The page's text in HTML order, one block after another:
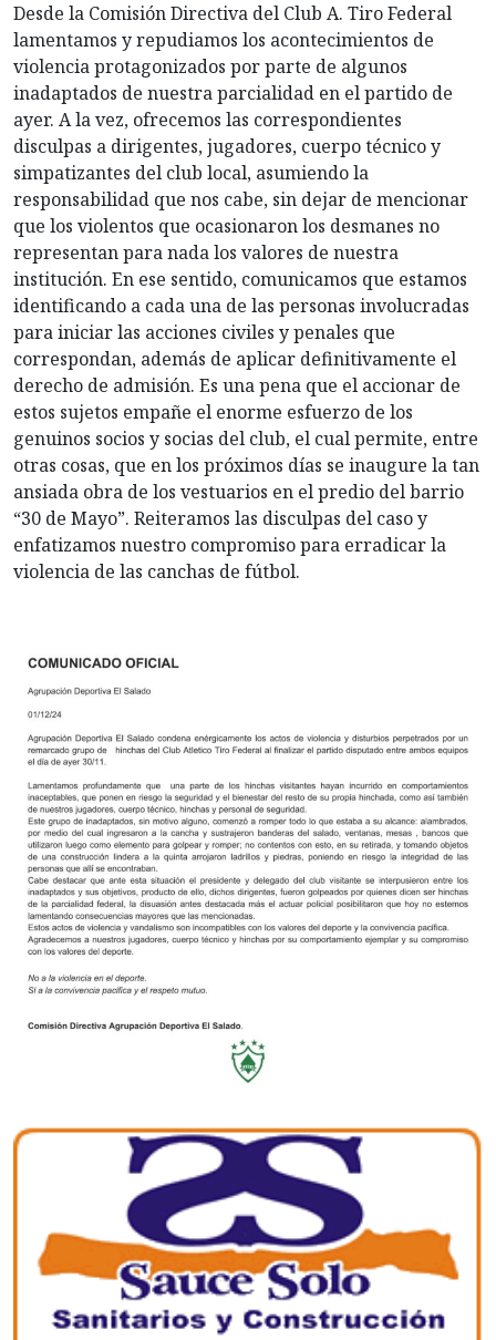
Desde la Comisión Directiva del Club A. Tiro Federal
lamentamos y repudiamos los acontecimientos de
violencia protagonizados por parte de algunos
inadaptados de nuestra parcialidad en el partido de
ayer. A la vez, ofrecemos las correspondientes
disculpas a dirigentes, jugadores, cuerpo técnico y
simpatizantes del club local, asumiendo la
responsabilidad que nos cabe, sin dejar de mencionar
que los violentos que ocasionaron los desmanes no
representan para nada los valores de nuestra
institución. En ese sentido, comunicamos que estamos
identificando a cada una de las personas involucradas
para iniciar las acciones civiles y penales que
correspondan, además de aplicar definitivamente el
derecho de admisión. Es una pena que el accionar de
estos sujetos empañe el enorme esfuerzo de los
genuinos socios y socias del club, el cual permite, entre
otras cosas, que en los próximos días se inaugure la tan
ansiada obra de los vestuarios en el predio del barrio
“30 de Mayo”. Reiteramos las disculpas del caso y
enfatizamos nuestro compromiso para erradicar la
violencia de las canchas de fútbol.